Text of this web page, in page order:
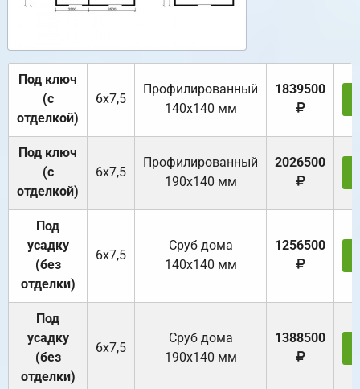
Под ключ
(с
отделкой)
6х7,5
Профилированный
140х140 мм
1839500
Под ключ
(с
отделкой)
6х7,5
Профилированный
190х140 мм
2026500
Под
усадку
(без
отделки)
6х7,5
Cруб дома
140х140 мм
1256500
Под
усадку
(без
отделки)
6х7,5
Cруб дома
190х140 мм
1388500